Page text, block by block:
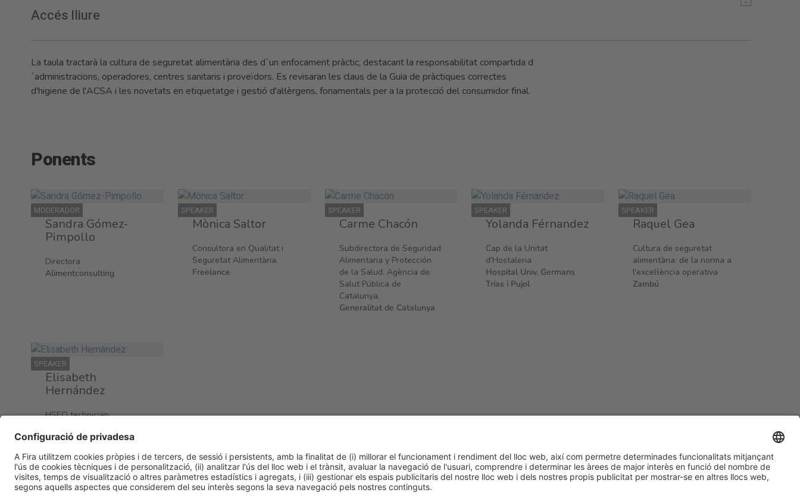
Accés lliure
La taula tractarà la cultura de seguretat alimentària des d´un enfocament pràctic, destacant la responsabilitat compartida d
´administracions, operadores, centres sanitaris i proveïdors. Es revisaran les claus de la Guia de pràctiques correctes
d'higiene de l'ACSA i les novetats en etiquetatge i gestió d'al·lèrgens, fonamentals per a la protecció del consumidor final.
Ponents
SPEAKER
Yolanda Férnandez
Cap de la Unitat
d'Hostaleria
Hospital Univ. Germans
Trías i Pujol
SPEAKER
Mònica Saltor
Consultora en Qualitat i
Seguretat Alimentària.
Freelance
MODERADOR
Sandra Gómez-
Pimpollo
Directora
Alimentconsulting
SPEAKER
Carme Chacón
Subdirectora de Seguridad
Alimentaria y Protección
de la Salud. Agència de
Salut Pública de
Catalunya.
Generalitat de Catalunya
SPEAKER
Raquel Gea
Cultura de seguretat
alimentària: de la norma a
l'excel·lència operativa
Zambú
SPEAKER
Elisabeth
Hernández
HSEQ technician